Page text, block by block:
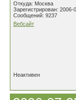
Откуда: Москва
Зарегистрирован: 2006-
Сообщений: 9237
Вебсайт
Неактивен